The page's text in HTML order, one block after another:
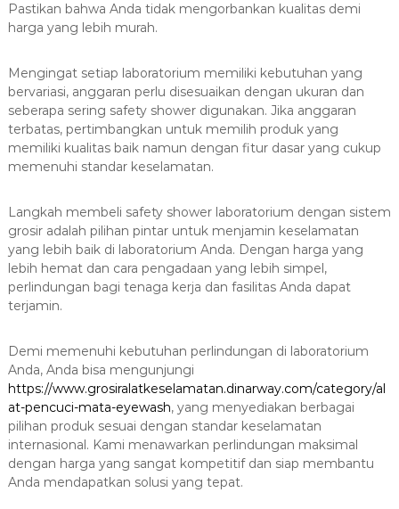
Pastikan bahwa Anda tidak mengorbankan kualitas demi
harga yang lebih murah.
Mengingat setiap laboratorium memiliki kebutuhan yang
bervariasi, anggaran perlu disesuaikan dengan ukuran dan
seberapa sering safety shower digunakan. Jika anggaran
terbatas, pertimbangkan untuk memilih produk yang
memiliki kualitas baik namun dengan fitur dasar yang cukup
memenuhi standar keselamatan.
Langkah membeli safety shower laboratorium dengan sistem
grosir adalah pilihan pintar untuk menjamin keselamatan
yang lebih baik di laboratorium Anda. Dengan harga yang
lebih hemat dan cara pengadaan yang lebih simpel,
perlindungan bagi tenaga kerja dan fasilitas Anda dapat
terjamin.
Demi memenuhi kebutuhan perlindungan di laboratorium
Anda, Anda bisa mengunjungi
https://www.grosiralatkeselamatan.dinarway.com/category/al
at-pencuci-mata-eyewash, yang menyediakan berbagai
pilihan produk sesuai dengan standar keselamatan
internasional. Kami menawarkan perlindungan maksimal
dengan harga yang sangat kompetitif dan siap membantu
Anda mendapatkan solusi yang tepat.